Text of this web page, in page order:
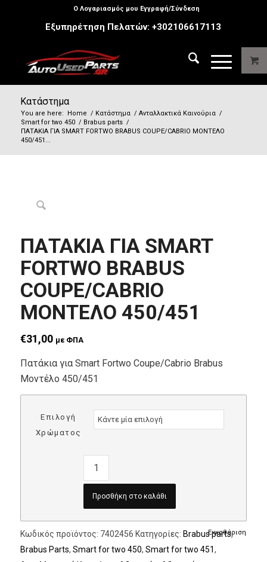
Ο Λογαριασμός μου Εγγραφή/Σύνδεση
Εξυπηρέτηση Πελατών:+302106617113
Κατάστημα
You are here: Home / Κατάστημα / Ανταλλακτικά Καινούρια /
Smart for two 450 / Brabus parts /
ΠΑΤΑΚΙΑ ΓΙΑ SMART FORTWO BRABUS COUPE/CABRIO ΜΟΝΤΕΛΟ
450/451...
ΠΑΤΑΚΙΑ ΓΙΑ SMART
FORTWO BRABUS
COUPE/CABRIO
ΜΟΝΤΕΛΟ 450/451
€31,00 με ΦΠΑ
Πατάκια για Smart Fortwo Coupe/Cabrio Brabus
Μοντέλο 450/451
Επιλογή
Χρώματος
Εκκαθάριση
Προσθήκη στο καλάθι
Κωδικός προϊόντος: 7402456 Κατηγορίες: Brabus parts,
Brabus Parts, Smart for two 450, Smart for two 451,